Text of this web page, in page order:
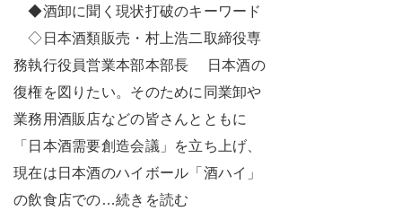
◆酒卸に聞く現状打破のキーワード
◇日本酒類販売・村上浩二取締役専
務執行役員営業本部本部長 日本酒の
復権を図りたい。そのために同業卸や
業務用酒販店などの皆さんとともに
「日本酒需要創造会議」を立ち上げ、
現在は日本酒のハイボール「酒ハイ」
の飲食店での…続きを読む